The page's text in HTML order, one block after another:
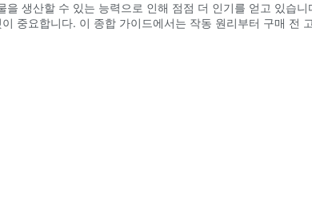
을 생산할 수 있는 능력으로 인해 점점 더 인기를 얻고 있습
중요합니다. 이 종합 가이드에서는 작동 원리부터 구매 전